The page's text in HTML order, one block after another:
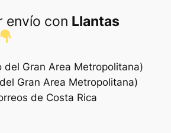
.
envío con Llantas
Gran Area Metropolitana)
Gran Area Metropolitana)
de Costa Rica